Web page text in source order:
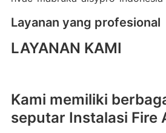
Layanan yang profesional
LAYANAN KAMI
Kami memiliki
seputar Instalasi Fire